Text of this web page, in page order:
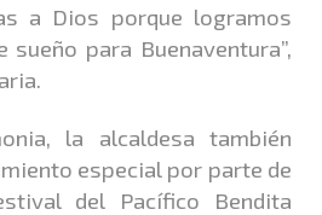
a Dios porque logramos
sueño para Buenaventura”,
la alcaldesa también
especial por parte de
del Pacífico Bendita